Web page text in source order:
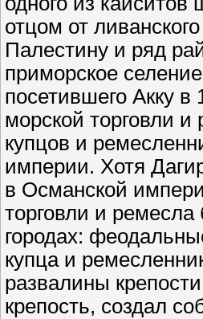
отцом от
Палестину и ряд
приморское
посетившего Акку
морской торговли и
купцов и
империи. Хотя
в Османской
торговли и
городах:
купца и
развалины
крепость, создал